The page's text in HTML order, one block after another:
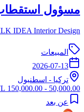
مسؤول
IDEA Interior Design
المبيعات
2026-07-13
تركيا - اسطنبول
50,000.00 - 150,000.00 TL
عن بعد